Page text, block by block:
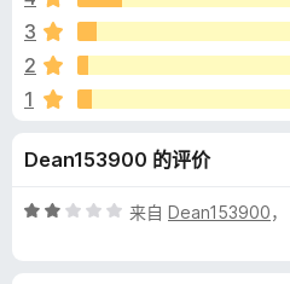
件
S
t
y
l
/
3
2
1
Dean153900 的评价
评
来自 Dean153900，